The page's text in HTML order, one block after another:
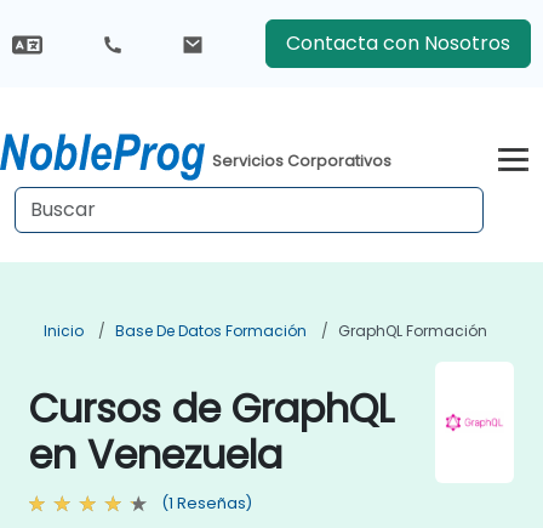
Contacta con Nosotros
Servicios Corporativos
Inicio Base De Datos Formación GraphQL Formación
Cursos de GraphQL
en Venezuela
(1 Reseñas)